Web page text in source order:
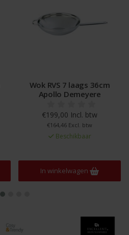
Wok RVS 7 laags 36cm
Apollo Demeyere
€199,00 Incl. btw
€164,46 Excl. btw
Beschikbaar
In winkelwagen